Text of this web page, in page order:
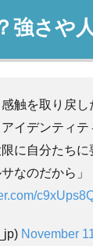
強さや
触を取り戻し
イデンティテ
に自分たちに
なのだから」
November